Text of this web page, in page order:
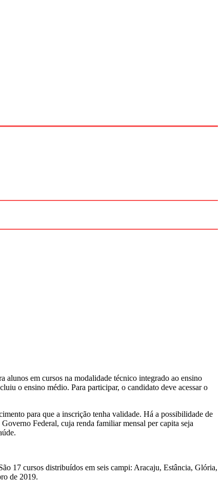
alunos em cursos na modalidade técnico integrado ao ensino
o ensino médio. Para participar, o candidato deve acessar o
para que a inscrição tenha validade. Há a possibilidade de
Federal, cuja renda familiar mensal per capita seja
17 cursos distribuídos em seis campi: Aracaju, Estância, Glória,
de 2019.